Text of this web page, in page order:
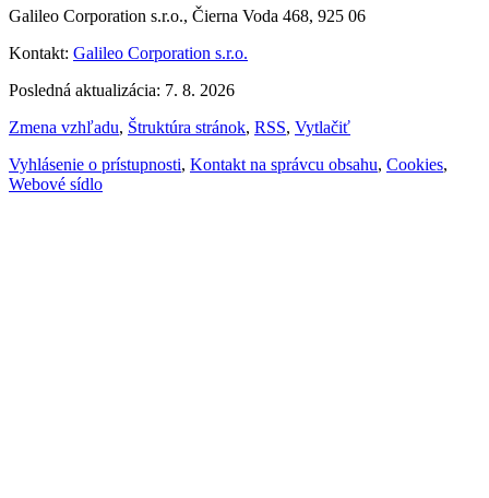
Galileo Corporation s.r.o., Čierna Voda 468, 925 06
Kontakt: Galileo Corporation s.r.o.
Posledná aktualizácia: 7. 8. 2026
Zmena vzhľadu, Štruktúra stránok, RSS, Vytlačiť
Vyhlásenie o prístupnosti, Kontakt na správcu obsahu, Cookies,
Webové sídlo